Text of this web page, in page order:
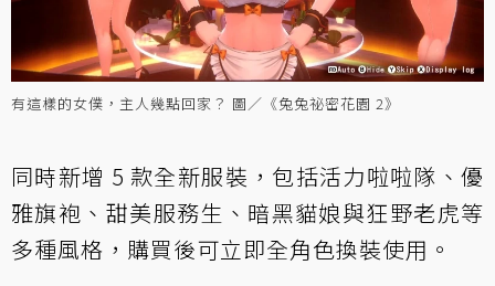
有這樣的女僕，主人幾點回家？ 圖／《兔兔祕密花園 2》
同時新增 5 款全新服裝，包括活力啦啦隊、優
雅旗袍、甜美服務生、暗黑貓娘與狂野老虎等
多種風格，購買後可立即全角色換裝使用。